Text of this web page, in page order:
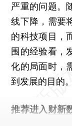
严重的问题。
线下降，需要
的科技项目，
围的经验看，
化的局面时，
到发展的目的。
推荐进入 财新